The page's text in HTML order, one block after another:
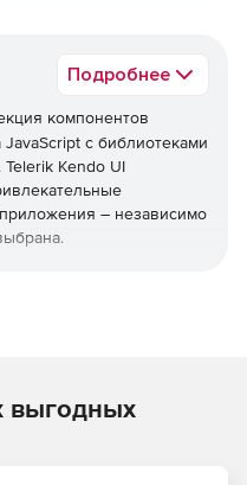
Подробнее
компонентов
с библиотеками
Kendo UI
– независимо
нового
время,
всех ключевых
выгодных